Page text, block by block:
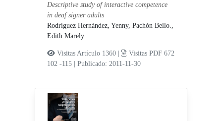
Descriptive study of interactive competence
in deaf signer adults
Rodríguez Hernández, Yenny,Pachón Bello.,
Edith Marely
Visitas Artículo 1360 |
Visitas PDF 672
102 -115
|Publicado: 2011-11-30